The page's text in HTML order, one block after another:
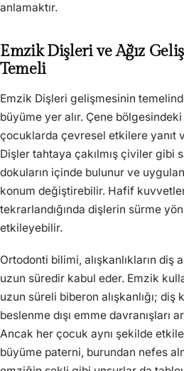
anlamaktır.
Emzik Dişleri ve Ağız
Temeli
Emzik Dişleri gelişmesinin
büyüme yer alır. Çene
çocuklarda çevresel etkilere yanıt
Dişler tahtaya çakılmış çiviler gibi
dokuların içinde bulunur ve
konum değiştirebilir. Hafif
tekrarlandığında dişlerin sürme
etkileyebilir.
Ortodonti bilimi, alışkanlıkların diş
uzun süredir kabul eder. Emzik
uzun süreli biberon alışkanlığı; diş
beslenme dışı emme davranışları
Ancak her çocuk aynı şekilde
büyüme paterni, burundan nefes